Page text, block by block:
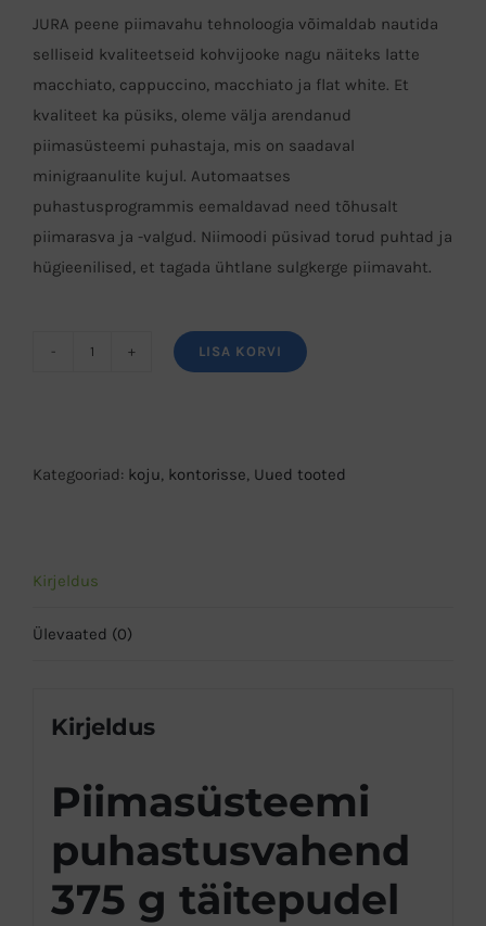
JURA peene piimavahu tehnoloogia võimaldab nautida
selliseid kvaliteetseid kohvijooke nagu näiteks latte
macchiato, cappuccino, macchiato ja flat white. Et
kvaliteet ka püsiks, oleme välja arendanud
piimasüsteemi puhastaja, mis on saadaval
minigraanulite kujul. Automaatses
puhastusprogrammis eemaldavad need tõhusalt
piimarasva ja -valgud. Niimoodi püsivad torud puhtad ja
hügieenilised, et tagada ühtlane sulgkerge piimavaht.
Piimasüsteemi
täitepudel
LISA KORVI
Kategooriad: koju, kontorisse, Uued tooted
Kirjeldus
Ülevaated (0)
Kirjeldus
Piimasüsteemi
puhastusvahend
375 g täitepudel